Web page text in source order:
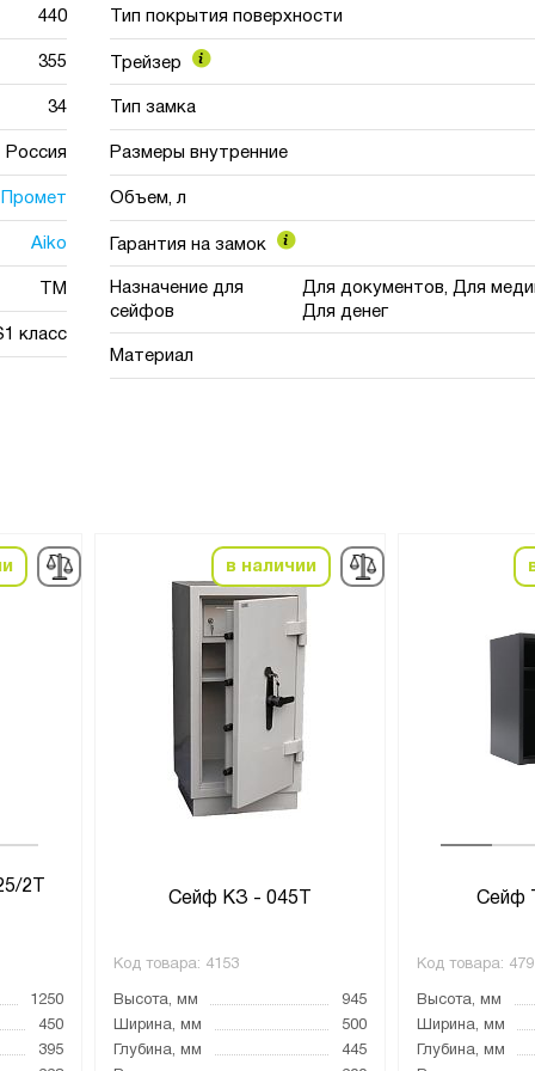
440
355
34
Россия
Промет
Aiko
TM
класс
Тип покрытия поверхности
Трейзер
Тип замка
Размеры внутренние
Объем, л
Гарантия на замок
Назначение для
сейфов
Для документов, Для
Для денег
Материал
2T
1250
450
395
в наличии
Сейф КЗ - 045Т
Код товара: 4153
Высота, мм
945
Ширина, мм
500
Глубина, мм
445
Сейф
Код товара:
Высота, мм
Ширина, мм
Глубина, мм